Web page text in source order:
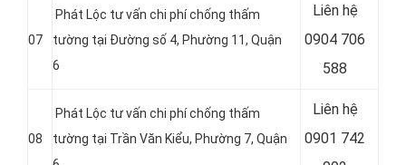
07
Phát Lộc tư vấn chi phí chống thấm
tường tại Đường số 4, Phường 11, Quận
6
Liên hệ
0904 706
588
08
Phát Lộc tư vấn chi phí chống thấm
tường tại Trần Văn Kiểu, Phường 7, Quận
Liên hệ
0901 742